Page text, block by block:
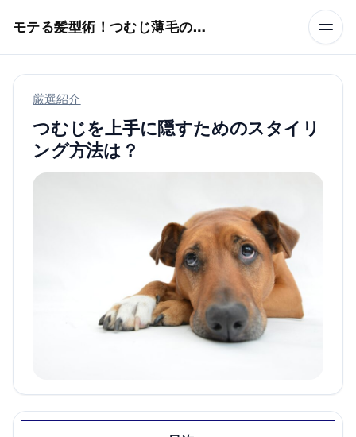
モテる髪型術！つむじ薄毛の隠し方
厳選紹介
つむじを上手に隠すためのスタイリ
ング方法は？